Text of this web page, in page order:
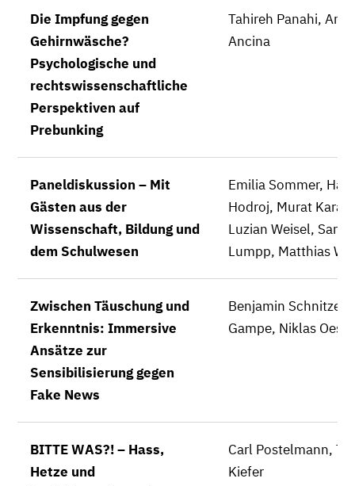
Die Impfung gegen
Gehirnwäsche?
Psychologische und
rechtswissenschaftliche
Perspektiven auf
Prebunking
Tahireh Panahi,
Ancina
Paneldiskussion – Mit
Gästen aus der
Wissenschaft, Bildung und
dem Schulwesen
Emilia Sommer, Hadi
Hodroj, Murat
Luzian Weisel, Sarah
Lumpp, Matthias
Zwischen Täuschung und
Erkenntnis: Immersive
Ansätze zur
Sensibilisierung gegen
Fake News
Benjamin Schnitzer,
Gampe, Niklas
BITTE WAS?! – Hass,
Hetze und
Carl Postelmann,
Kiefer